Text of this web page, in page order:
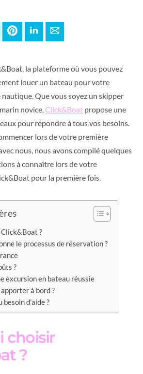
Google+ PinterestLinkedInE-mail
la plateforme où vous pouvez
louer un bateau pour votre
Que vous soyez un skipper
novice, Click&Boat propose une
pour répondre à tous vos besoins.
lors de votre première
nous, nous avons compilé quelques
à connaître lors de votre
pour la première fois.
?
le processus de réservation ?
?
excursion en bateau réussie
à bord ?
d’aide ?
choisir
?